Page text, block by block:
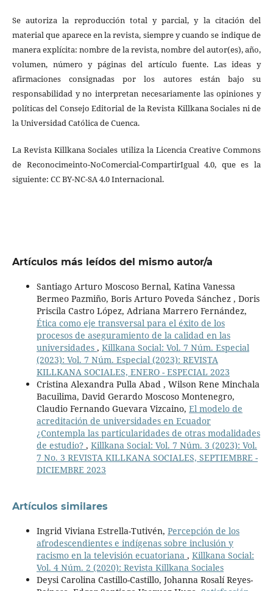
Se autoriza la reproducción total y parcial, y la citación del
material que aparece en la revista, siempre y cuando se indique de
manera explícita: nombre de la revista, nombre del autor(es), año,
volumen, número y páginas del artículo fuente. Las ideas y
afirmaciones consignadas por los autores están bajo su
responsabilidad y no interpretan necesariamente las opiniones y
políticas del Consejo Editorial de la Revista Killkana Sociales ni de
la Universidad Católica de Cuenca.
La Revista Killkana Sociales utiliza la Licencia Creative Commons
de Reconocimeinto-NoComercial-CompartirIgual 4.0, que es la
siguiente: CC BY-NC-SA 4.0 Internacional.
Artículos más leídos del mismo autor/a
Santiago Arturo Moscoso Bernal, Katina Vanessa
Bermeo Pazmiño, Boris Arturo Poveda Sánchez , Doris
Priscila Castro López, Adriana Marrero Fernández,
Ética como eje transversal para el éxito de los
procesos de aseguramiento de la calidad en las
universidades , Killkana Social: Vol. 7 Núm. Especial
(2023): Vol. 7 Núm. Especial (2023): REVISTA
KILLKANA SOCIALES, ENERO - ESPECIAL 2023
Cristina Alexandra Pulla Abad , Wilson Rene Minchala
Bacuilima, David Gerardo Moscoso Montenegro,
Claudio Fernando Guevara Vizcaino, El modelo de
acreditación de universidades en Ecuador
¿Contempla las particularidades de otras modalidades
de estudio? , Killkana Social: Vol. 7 Núm. 3 (2023): Vol.
7 No. 3 REVISTA KILLKANA SOCIALES, SEPTIEMBRE -
DICIEMBRE 2023
Artículos similares
Ingrid Viviana Estrella-Tutivén, Percepción de los
afrodescendientes e indígenas sobre inclusión y
racismo en la televisión ecuatoriana , Killkana Social:
Vol. 4 Núm. 2 (2020): Revista Killkana Sociales
Deysi Carolina Castillo-Castillo, Johanna Rosalí Reyes-